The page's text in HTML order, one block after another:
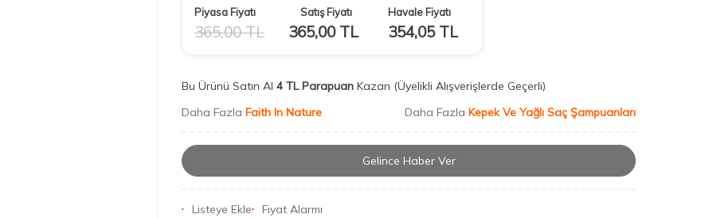
Piyasa Fiyatı
365,00TL
Satış Fiyatı
365,00TL
Havale Fiyatı
354,05TL
Bu Ürünü Satın Al 4 TL Parapuan Kazan (Üyelikli Alışverişlerde Geçerli)
Daha Fazla Faith In Nature Daha Fazla Kepek Ve Yağlı Saç Şampuanları
Gelince Haber Ver
Listeye Ekle Fiyat Alarmı